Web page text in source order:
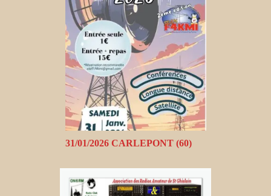
31/01/2026 CARLEPONT (60)